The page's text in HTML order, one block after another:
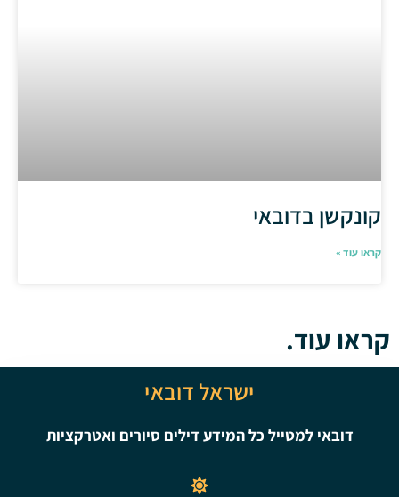
קונקשן בדובאי
קראו עוד »
קראו עוד.
ישראל דובאי
דובאי למטייל כל המידע דילים סיורים ואטרקציות